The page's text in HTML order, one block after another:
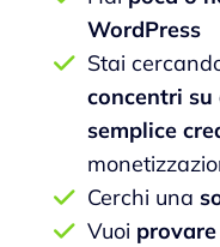
WordPress
Stai
concentri
semplice
Cerchi una
Vuoi